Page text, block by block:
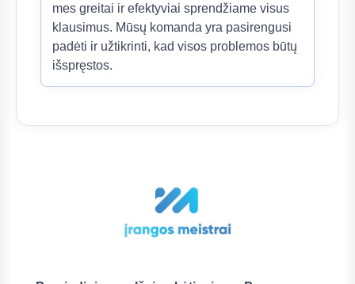
mes greitai ir efektyviai sprendžiame visus
klausimus. Mūsų komanda yra pasirengusi
padėti ir užtikrinti, kad visos problemos būtų
išspręstos.